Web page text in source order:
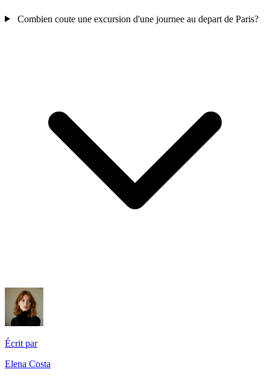
Combien coute une excursion d'une journee au depart de Paris?
Écrit par
Elena Costa